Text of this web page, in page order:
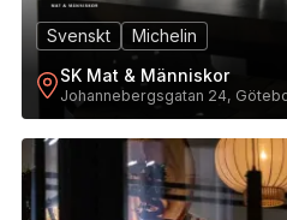
Svenskt
Michelin
SK Mat & Människor
Johannebergsgatan 24,